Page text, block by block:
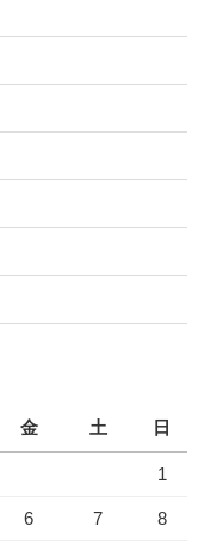
金 土 日
1
6 7 8